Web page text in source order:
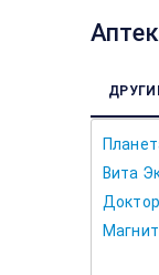
Вита
Магнит